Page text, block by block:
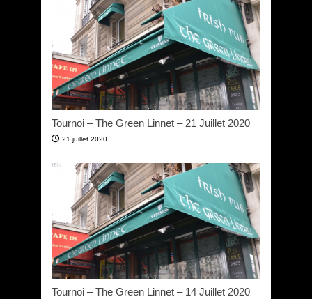
Tournoi – The Green Linnet – 21 Juillet 2020
21 juillet 2020
Tournoi – The Green Linnet – 14 Juillet 2020